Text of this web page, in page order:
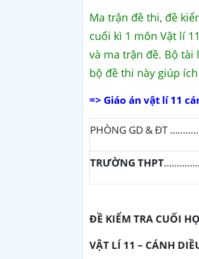
Ma trận đề thi, đề
cuối kì 1 môn Vật lí
và ma trận đề. Bộ tài
bộ đề thi này giúp
=> Giáo án vật lí 11
PHÒNG GD & ĐT
TRƯỜNG THPT
ĐỀ KIỂM TRA CUỐI
VẬTLÍ 11 – CÁNH